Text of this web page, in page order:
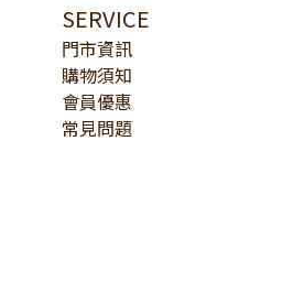
SERVICE
門市資訊
購物須知
會員優惠
常見問題